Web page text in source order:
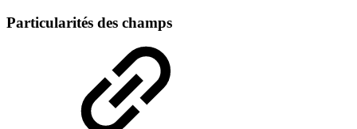
Particularités des champs